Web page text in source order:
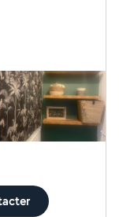
colis en
excetera tout
à votre
un plaisir pour
du travaille
j attends vos